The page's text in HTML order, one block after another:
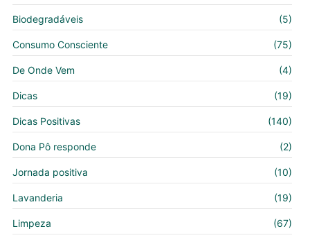
Biodegradáveis (5)
Consumo Consciente (75)
De Onde Vem (4)
Dicas (19)
Dicas Positivas (140)
Dona Pô responde (2)
Jornada positiva (10)
Lavanderia (19)
Limpeza (67)